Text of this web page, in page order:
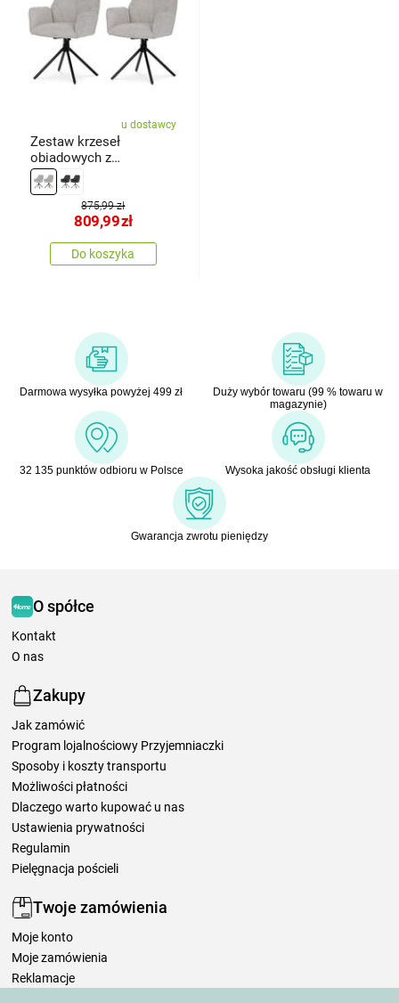
u dostawcy
Zestaw krzeseł
obiadowych z
mechanizmem
powrotnymHC-522
CRM2, 2 szt.875,99 zł
809,99zł
Do koszyka
Darmowa wysyłka powyżej 499 zł
Duży wybór towaru (99 % towaru w
magazynie)
32 135 punktów odbioru w Polsce Wysoka jakość obsługi klienta
Gwarancja zwrotu pieniędzy
O spółce
Kontakt
O nas
Zakupy
Jak zamówić
Program lojalnościowy Przyjemniaczki
Sposoby i koszty transportu
Możliwości płatności
Dlaczego warto kupować u nas
Ustawienia prywatności
Regulamin
Pielęgnacja pościeli
Twoje zamówienia
Moje konto
Moje zamówienia
Reklamacje